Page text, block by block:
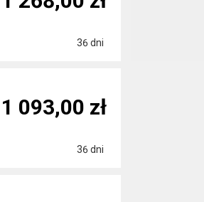
36 dni
36 dni
1 093,00 zł